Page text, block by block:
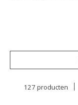
127 producten